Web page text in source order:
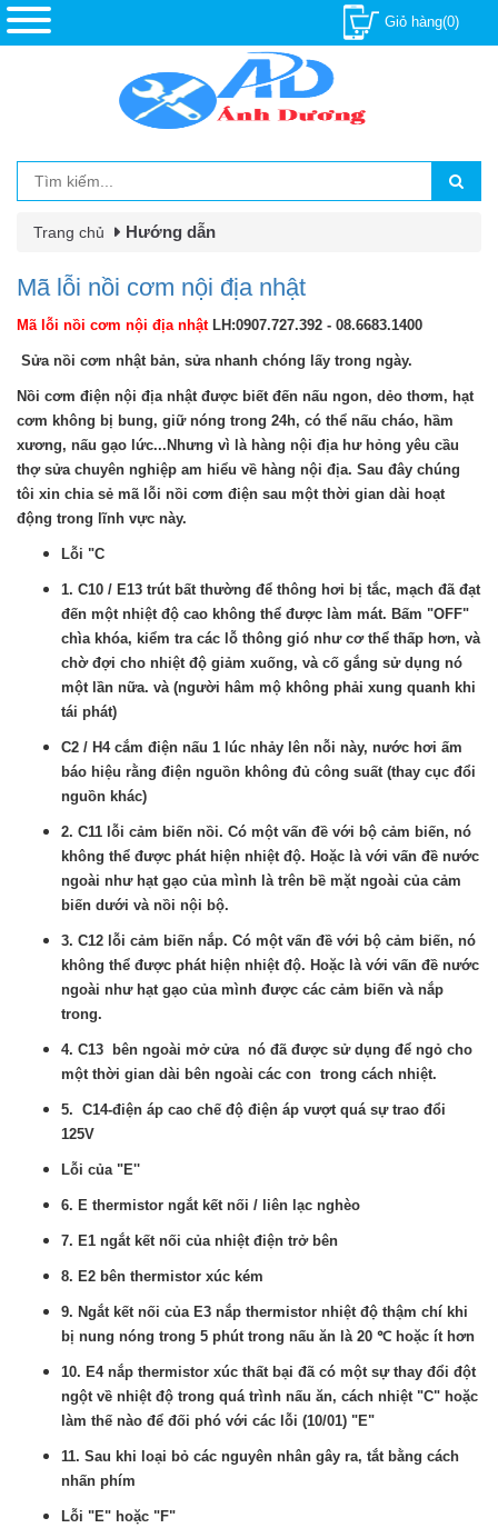
Giỏ hàng(0)
Trang chủ Hướng dẫn
Mã lỗi nồi cơm nội địa nhật
Mã lỗi nồi cơm nội địa nhật LH:0907.727.392 - 08.6683.1400
Sửa nồi cơm nhật bản, sửa nhanh chóng lấy trong ngày.
Nồi cơm điện nội địa nhật được biết đến nấu ngon, dẻo thơm, hạt
cơm không bị bung, giữ nóng trong 24h, có thể nấu cháo, hầm
xương, nấu gạo lức...Nhưng vì là hàng nội địa hư hỏng yêu cầu
thợ sửa chuyên nghiệp am hiểu về hàng nội địa. Sau đây chúng
tôi xin chia sẻ mã lỗi nồi cơm điện sau một thời gian dài hoạt
động trong lĩnh vực này.
Lỗi "C
1. C10 / E13 trút bất thường để thông hơi bị tắc, mạch đã đạt
đến một nhiệt độ cao không thể được làm mát. Bấm "OFF"
chìa khóa, kiểm tra các lỗ thông gió như cơ thể thấp hơn, và
chờ đợi cho nhiệt độ giảm xuống, và cố gắng sử dụng nó
một lần nữa. và (người hâm mộ không phải xung quanh khi
tái phát)
C2 / H4 cắm điện nấu 1 lúc nhảy lên nỗi này, nước hơi ấm
báo hiệu rằng điện nguồn không đủ công suất (thay cục đổi
nguồn khác)
2. C11 lỗi cảm biến nồi. Có một vấn đề với bộ cảm biến, nó
không thể được phát hiện nhiệt độ. Hoặc là với vấn đề nước
ngoài như hạt gạo của mình là trên bề mặt ngoài của cảm
biến dưới và nồi nội bộ.
3. C12 lỗi cảm biến nắp. Có một vấn đề với bộ cảm biến, nó
không thể được phát hiện nhiệt độ. Hoặc là với vấn đề nước
ngoài như hạt gạo của mình được các cảm biến và nắp
trong.
4. C13 bên ngoài mở cửa nó đã được sử dụng để ngỏ cho
một thời gian dài bên ngoài các con trong cách nhiệt.
5. C14-điện áp cao chế độ điện áp vượt quá sự trao đổi
125V
Lỗi của "E''
6. E thermistor ngắt kết nối / liên lạc nghèo
7. E1 ngắt kết nối của nhiệt điện trở bên
8. E2 bên thermistor xúc kém
9. Ngắt kết nối của E3 nắp thermistor nhiệt độ thậm chí khi
bị nung nóng trong 5 phút trong nấu ăn là 20 ℃ hoặc ít hơn
10. E4 nắp thermistor xúc thất bại đã có một sự thay đổi đột
ngột về nhiệt độ trong quá trình nấu ăn, cách nhiệt "C" hoặc
làm thế nào để đối phó với các lỗi (10/01) "E"
11. Sau khi loại bỏ các nguyên nhân gây ra, tắt bằng cách
nhấn phím
Lỗi "E" hoặc "F"